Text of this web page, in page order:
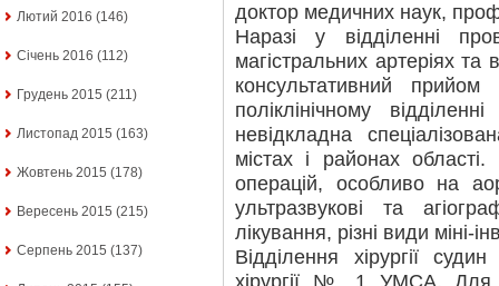
Лютий 2016 (146)
Січень 2016 (112)
Грудень 2015 (211)
Листопад 2015 (163)
Жовтень 2015 (178)
Вересень 2015 (215)
Серпень 2015 (137)
доктор медичних наук,
Наразі у відділенні
магістральних артеріях та
консультативний прийом
поліклінічному
невідкладна
містах і районах
операцій, особливо на
ультразвукові та
лікування, різні види міні-
Відділення хірургії
хірургії № 1 УМСА. Для